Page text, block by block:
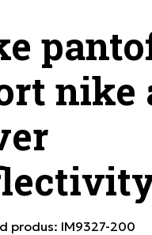
nike
produs: IM9327-200